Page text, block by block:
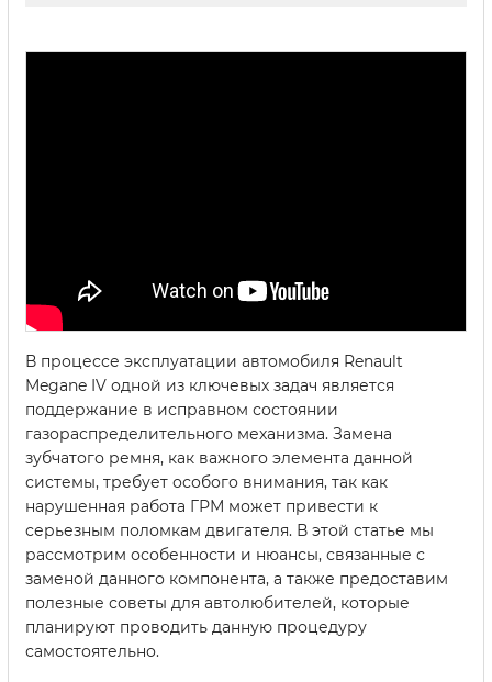
В процессе эксплуатации автомобиля Renault
Megane IV одной из ключевых задач является
поддержание в исправном состоянии
газораспределительного механизма. Замена
зубчатого ремня, как важного элемента данной
системы, требует особого внимания, так как
нарушенная работа ГРМ может привести к
серьезным поломкам двигателя. В этой статье мы
рассмотрим особенности и нюансы, связанные с
заменой данного компонента, а также предоставим
полезные советы для автолюбителей, которые
планируют проводить данную процедуру
самостоятельно.